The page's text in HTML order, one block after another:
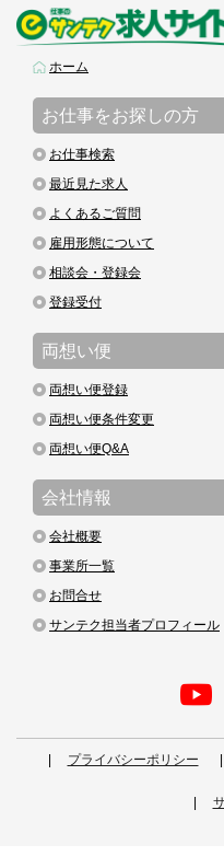
ホーム
お仕事をお探しの方
お仕事検索
最近見た求人
よくあるご質問
雇用形態について
相談会・登録会
登録受付
両想い便
両想い便登録
両想い便条件変更
両想い便Q&A
会社情報
会社概要
事業所一覧
お問合せ
サンテク担当者プロフィール
プライバシーポリシー